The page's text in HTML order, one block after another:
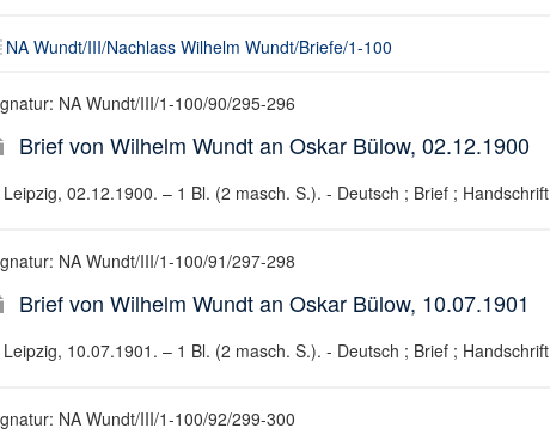
NA Wundt/III/Nachlass Wilhelm Wundt/Briefe/1-100
NA Wundt/III/1-100/90/295-296
Brief von Wilhelm Wundt an Oskar Bülow, 02.12.1900
Leipzig, 02.12.1900. – 1 Bl. (2 masch. S.). - Deutsch ; Brief ; Handschrift
NA Wundt/III/1-100/91/297-298
Brief von Wilhelm Wundt an Oskar Bülow, 10.07.1901
Leipzig, 10.07.1901. – 1 Bl. (2 masch. S.). - Deutsch ; Brief ; Handschrift
NA Wundt/III/1-100/92/299-300